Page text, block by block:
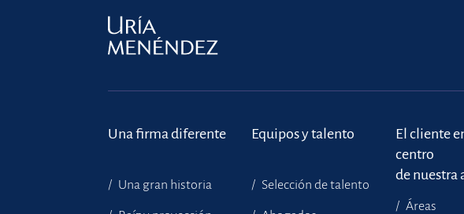
Una firma diferente
Una gran historia
Equipos y talento
Selección de talento
El cliente
centro
de nuestra
Áreas